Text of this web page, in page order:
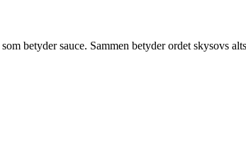
betyder sauce. Sammen betyder ordet skysovs